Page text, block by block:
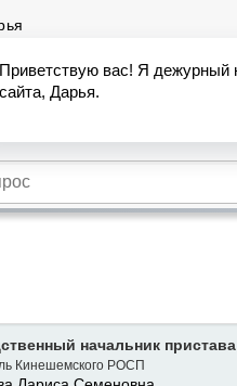
начальник пристава
Кинешемского РОСП